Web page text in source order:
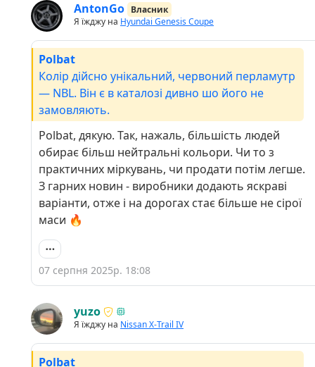
AntonGo Власник
Я їжджу на Hyundai Genesis Coupe
Polbat
Колір дійсно унікальний, червоний перламутр
— NBL. Він є в каталозі дивно шо його не
замовляють.
Polbat, дякую. Так, нажаль, більшість людей
обирає більш нейтральні кольори. Чи то з
практичних міркувань, чи продати потім легше.
З гарних новин - виробники додають яскраві
варіанти, отже і на дорогах стає більше не сірої
маси 🔥
07 серпня 2025р. 18:08
yuzo
Я їжджу на Nissan X-Trail IV
Polbat